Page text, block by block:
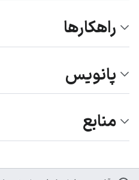
راهکارها
پانویس
منابع